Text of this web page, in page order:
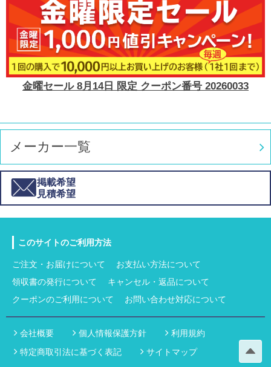
金曜セール 8月14日 限定 クーポン番号 20260033
メーカー一覧
掲載希望
見積希望
このサイトのご利用方法
ご注文・お届けについて
お支払い方法について
領収書の発行について
キャンセル・返品について
クーポンのご利用について
お問い合わせ対応について
会社概要 個人情報保護方針
利用規約
特定商取引法に基づく表記
サイトマップ